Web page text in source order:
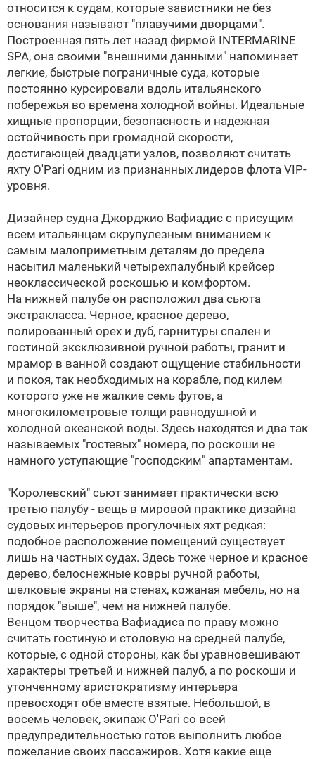
относится к судам, которые завистники не без
основания называют "плавучими дворцами".
Построенная пять лет назад фирмой INTERMARINE
SPA, она своими "внешними данными" напоминает
легкие, быстрые пограничные суда, которые
постоянно курсировали вдоль итальянского
побережья во времена холодной войны. Идеальные
хищные пропорции, безопасность и надежная
остойчивость при громадной скорости,
достигающей двадцати узлов, позволяют считать
яхту O'Pari одним из признанных лидеров флота VIP-
уровня.
Дизайнер судна Джорджио Вафиадис с присущим
всем итальянцам скрупулезным вниманием к
самым малоприметным деталям до предела
насытил маленький четырехпалубный крейсер
неоклассической роскошью и комфортом.
На нижней палубе он расположил два сьюта
экстракласса. Черное, красное дерево,
полированный орех и дуб, гарнитуры спален и
гостиной эксклюзивной ручной работы, гранит и
мрамор в ванной создают ощущение стабильности
и покоя, так необходимых на корабле, под килем
которого уже не жалкие семь футов, а
многокилометровые толщи равнодушной и
холодной океанской воды. Здесь находятся и два так
называемых "гостевых" номера, по роскоши не
намного уступающие "господским" апартаментам.
"Королевский" сьют занимает практически всю
третью палубу - вещь в мировой практике дизайна
судовых интерьеров прогулочных яхт редкая:
подобное расположение помещений существует
лишь на частных судах. Здесь тоже черное и красное
дерево, белоснежные ковры ручной работы,
шелковые экраны на стенах, кожаная мебель, но на
порядок "выше", чем на нижней палубе.
Венцом творчества Вафиадиса по праву можно
считать гостиную и столовую на средней палубе,
которые, с одной стороны, как бы уравновешивают
характеры третьей и нижней палуб, а по роскоши и
утонченному аристократизму интерьера
превосходят обе вместе взятые. Небольшой, в
восемь человек, экипаж O'Pari со всей
предупредительностью готов выполнить любое
пожелание своих пассажиров. Хотя какие еще